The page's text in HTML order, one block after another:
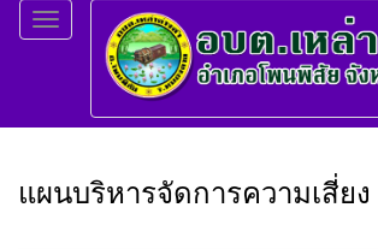
Toggle
navigation
แผนบริหารจัดการความเสี่ยง